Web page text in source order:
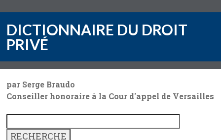
DICTIONNAIRE DU DROIT
PRIVÉ
par Serge Braudo
Conseiller honoraire à la Cour d'appel de Versailles